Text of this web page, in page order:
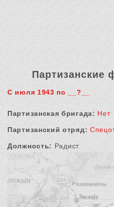
Партизанские
С июля 1943 по __?__
Партизанская бригада: Нет
Партизанский отряд:
Должность: Радист